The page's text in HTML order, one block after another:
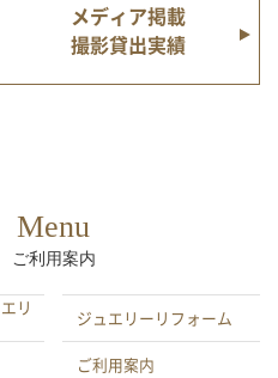
メディア掲載
撮影貸出実績
Menu
ご利用案内
リ
ジュエリーリフォーム
ご利用案内